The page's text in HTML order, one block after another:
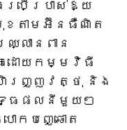
ប្រើប្រាស់ឱ្យ
ខតាមអ៊ីនធឺណិត
ឈ្លានពាន
ដោយកម្មវិធី
ហិរញ្ញវត្ថុ និង
ធផលនីមួយៗ
បោកបញ្ឆោត